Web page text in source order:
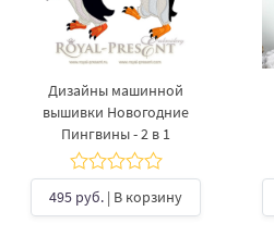
Дизайны машинной
вышивки Новогодние
Пингвины - 2 в 1
495 руб. | В корзину